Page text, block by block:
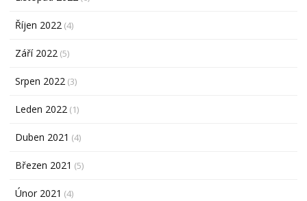
Říjen 2022 (4)
Září 2022 (5)
Srpen 2022 (3)
Leden 2022 (1)
Duben 2021 (4)
Březen 2021 (5)
Únor 2021 (4)